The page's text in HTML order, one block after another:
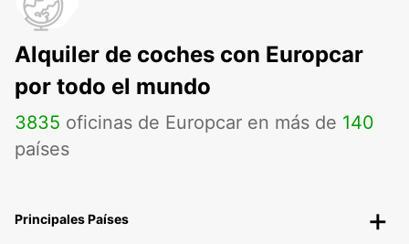
Alquiler de coches con Europcar
por todo el mundo
3835 oficinas de Europcar en más de 140
países
Principales Países